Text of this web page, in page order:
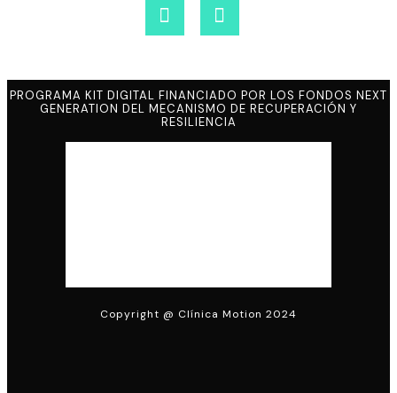
PROGRAMA KIT DIGITAL FINANCIADO POR LOS FONDOS NEXT
GENERATION DEL MECANISMO DE RECUPERACIÓN Y
RESILIENCIA
Copyright @ Clínica Motion 2024